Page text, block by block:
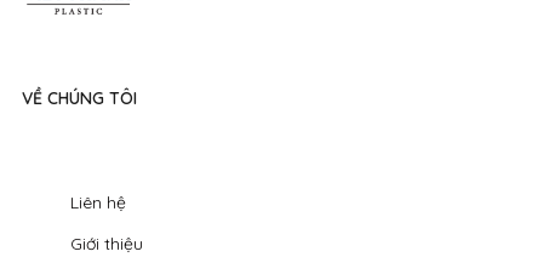
VỀ CHÚNG TÔI
Liên hệ
Giới thiệu